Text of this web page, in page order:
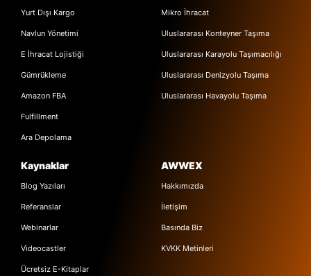
Yurt Dışı Kargo
Navlun Yönetimi
E İhracat Lojistiği
Gümrükleme
Amazon FBA
Fulfillment
Ara Depolama
Mikro İhracat
Uluslararası Konteyner Taşıma
Uluslararası Karayolu Taşımacılığı
Uluslararası Denizyolu Taşıma
Uluslararası Havayolu Taşıma
Kaynaklar
Blog Yazıları
Referanslar
Webinarlar
Videocastler
Ücretsiz E-Kitaplar
AWWEX
Hakkımızda
İletişim
Basında Biz
KVKK Metinleri